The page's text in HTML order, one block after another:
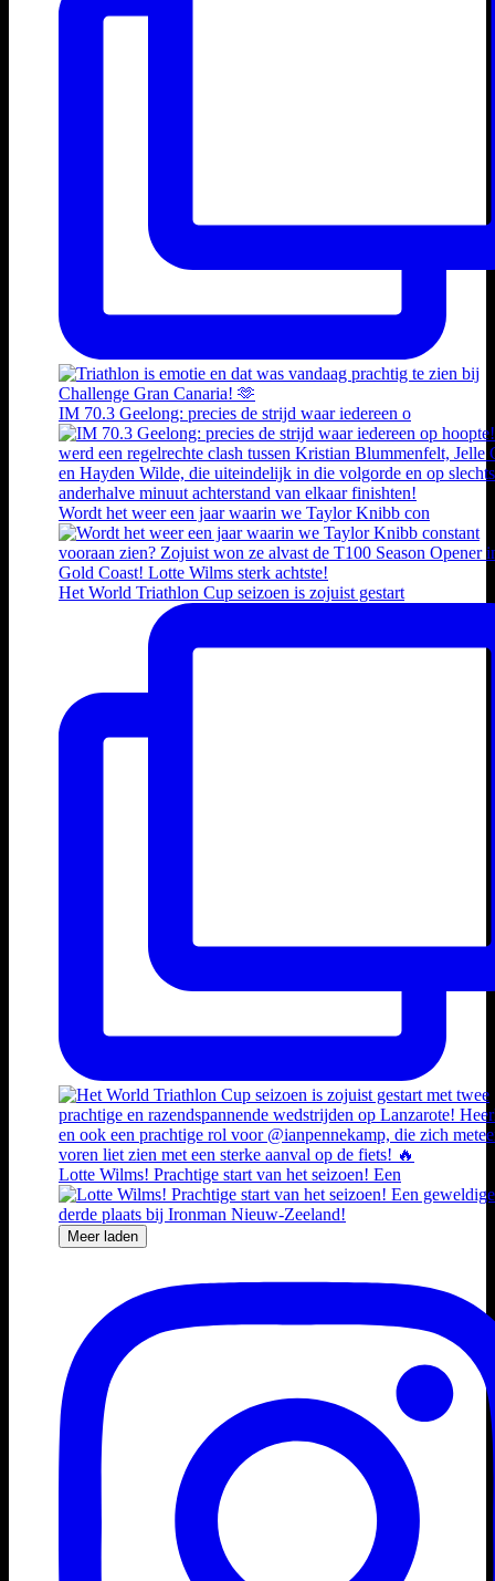
IM 70.3 Geelong: precies de strijd waar iedereen o
Wordt het weer een jaar waarin we Taylor Knibb con
Het World Triathlon Cup seizoen is zojuist gestart
Lotte Wilms! Prachtige start van het seizoen! Een
Meer laden